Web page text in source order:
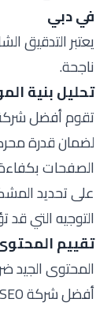
في دبي
ناجحة.
تحليل بنية
لضمان قدرة
الصفحات
على تحديد
التوجيه التي قد
تقييم
المحتوى الجيد